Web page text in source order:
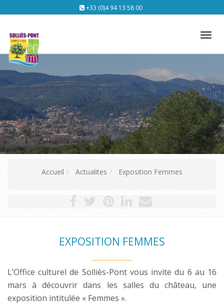
+33 (0)4 94 13 58 00
Accueil Actualites Exposition Femmes
EXPOSITION FEMMES
L’Office culturel de Solliès-Pont vous invite du 6 au 16
mars à découvrir dans les salles du château, une
exposition intitulée « Femmes ».